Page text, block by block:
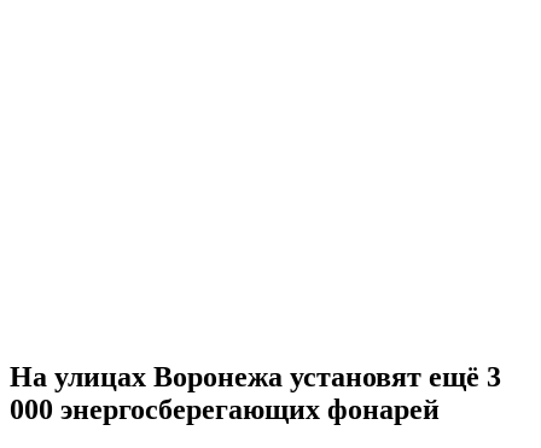
На улицах Воронежа установят ещё 3
000 энергосберегающих фонарей